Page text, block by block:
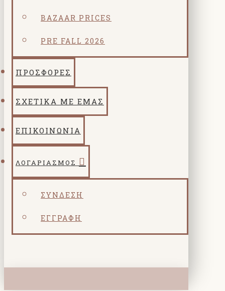
BAZAAR PRICES
PRE FALL 2026
ΠΡΟΣΦΟΡΕΣ
ΣΧΕΤΙΚΑ ΜΕ ΕΜΑΣ
ΕΠΙΚΟΙΝΩΝΙΑ
ΛΟΓΑΡΙΑΣΜΌΣ
ΣΎΝΔΕΣΗ
ΕΓΓΡΑΦΉ